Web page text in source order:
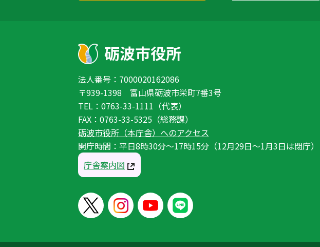
法人番号：7000020162086
〒939-1398 富山県砺波市栄町7番3号
TEL：0763-33-1111（代表）
FAX：0763-33-5325（総務課）
砺波市役所（本庁舎）へのアクセス
開庁時間：平日8時30分〜17時15分（12月29日〜1月3日は閉庁）
庁舎案内図